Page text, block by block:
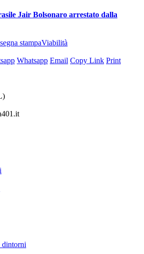
Jair Bolsonaro arrestato dalla
stampaViabilità
Whatsapp Email Copy Link Print
dintorni